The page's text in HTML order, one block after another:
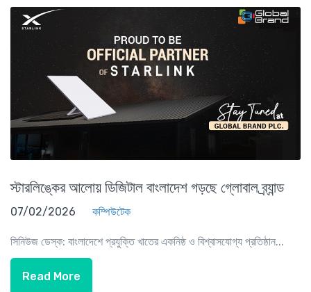
স্টারলিঙ্কের আলোয় ডিজিটাল বাংলাদেশ গড়ছে গ্লোবাল ব্র্যান্ড
07/02/2026 কম্পিউটেক
সিনিউজ ডেস্ক: বাংলাদেশে প্রযুক্তি খাতের একনিষ্ঠ ও বিশ্বাসযোগ্য প্রতিষ্ঠান...
Read More